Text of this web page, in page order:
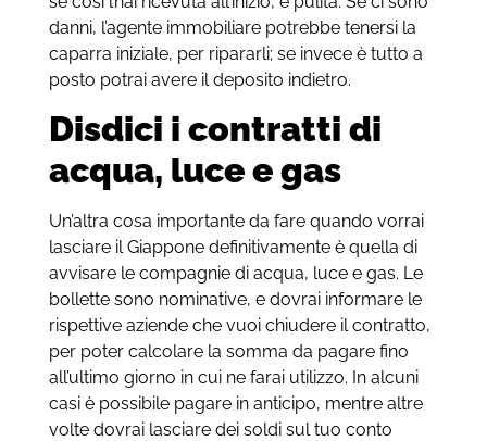
danni, l’agente immobiliare potrebbe tenersi la
caparra iniziale, per ripararli; se invece è tutto a
posto potrai avere il deposito indietro.
Disdici i contratti di
acqua, luce e gas
Un’altra cosa importante da fare quando vorrai
lasciare il Giappone definitivamente è quella di
avvisare le compagnie di acqua, luce e gas. Le
bollette sono nominative, e dovrai informare le
rispettive aziende che vuoi chiudere il contratto,
per poter calcolare la somma da pagare fino
all’ultimo giorno in cui ne farai utilizzo. In alcuni
casi è possibile pagare in anticipo, mentre altre
volte dovrai lasciare dei soldi sul tuo conto